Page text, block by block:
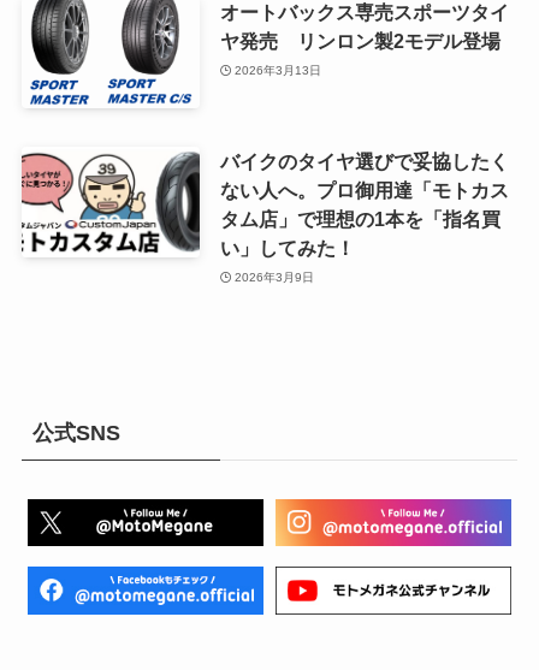
オートバックス専売スポーツタイ
ヤ発売 リンロン製2モデル登場
2026年3月13日
バイクのタイヤ選びで妥協したく
ない人へ。プロ御用達「モトカス
タム店」で理想の1本を「指名買
い」してみた！
2026年3月9日
公式SNS